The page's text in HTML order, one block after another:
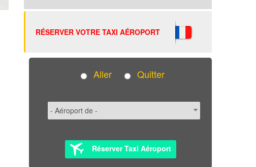
RÉSERVER VOTRE TAXI AÉROPORT
Aller Quitter
Réserver Taxi Aéroport